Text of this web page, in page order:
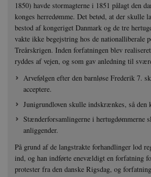
1850) havde stormagterne i 1851 pålagt den
konges herredømme. Det betød, at der skulle
bestod af kongeriget Danmark og de tre
vakte ikke begejstring hos de nationalliberale
Treårskrigen. Inden forfatningen blev
ryddes af vejen, og som gav anledning til
Arvefølgen efter den barnløse Frederik 7.
acceptere.
Junigrundloven skulle indskrænkes, så
Stænderforsamlingerne i hertugdømmerne
anliggender.
På grund af de langstrakte forhandlinger lod
ind, og han indførte enevældigt en forfatning
protester fra den danske Rigsdag, og